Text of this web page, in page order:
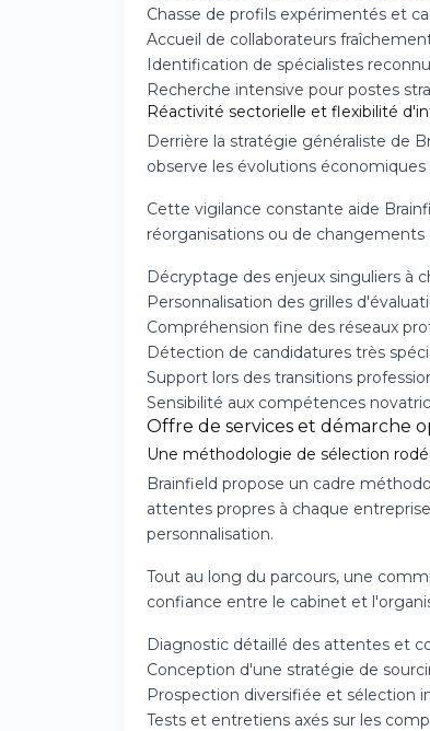
Chasse de profils expérimentés et
Accueil de collaborateurs
Identification de spécialistes
Recherche intensive pour postes
Réactivité sectorielle et flexibilité
Derrière la stratégie généraliste de
observe les évolutions
Cette vigilance constante aide
réorganisations ou de
Décryptage des enjeux singuliers à
Personnalisation des grilles
Compréhension fine des réseaux
Détection de candidatures très
Support lors des transitions
Sensibilité aux compétences
Offre de services et démarche
Une méthodologie de sélection
Brainfield propose un cadre
attentes propres à chaque
personnalisation.
Tout au long du parcours, une
confiance entre le cabinet et
Diagnostic détaillé des attentes et
Conception d'une stratégie de
Prospection diversifiée et sélection
Tests et entretiens axés sur les